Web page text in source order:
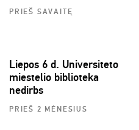
PRIEŠ SAVAITĘ
Liepos 6 d. Universiteto
miestelio biblioteka
nedirbs
PRIEŠ 2 MĖNESIUS